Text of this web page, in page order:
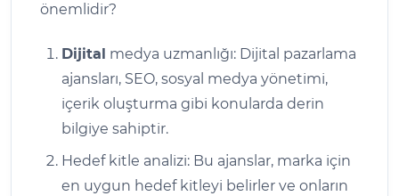
önemlidir?
Dijital medya uzmanlığı: Dijital pazarlama
ajansları, SEO, sosyal medya yönetimi,
içerik oluşturma gibi konularda derin
bilgiye sahiptir.
Hedef kitle analizi: Bu ajanslar, marka için
en uygun hedef kitleyi belirler ve onların